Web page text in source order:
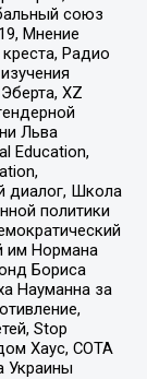
союз
Мнение
Радио
XZ
Льва
Education,
диалог, Школа
политики
им Нормана
Бориса
Науманна за
Stop
Хаус, СОТА
Украины